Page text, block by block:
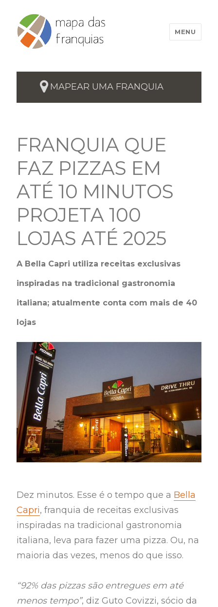
MENU
MAPEAR UMA FRANQUIA
FRANQUIA QUE
FAZ PIZZAS EM
ATÉ 10 MINUTOS
PROJETA 100
LOJAS ATÉ 2025
A Bella Capri utiliza receitas exclusivas
inspiradas na tradicional gastronomia
italiana; atualmente conta com mais de 40
lojas
Dez minutos. Esse é o tempo que a Bella
Capri, franquia de receitas exclusivas
inspiradas na tradicional gastronomia
italiana, leva para fazer uma pizza. Ou, na
maioria das vezes, menos do que isso.
“92% das pizzas são entregues em até
menos tempo”, diz Guto Covizzi, sócio da